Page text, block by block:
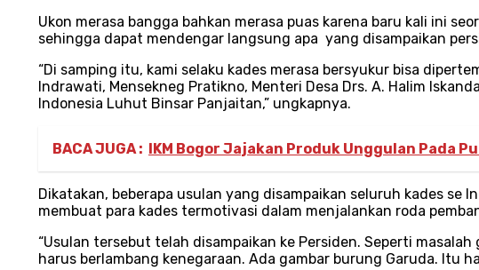
Ukon merasa bangga bahkan merasa puas karena baru kali ini
sehingga dapat mendengar langsung apa yang disampaikan
“Di samping itu, kami selaku kades merasa bersyukur bisa
Indrawati, Mensekneg Pratikno, Menteri Desa Drs. A. Halim
Indonesia Luhut Binsar Panjaitan,” ungkapnya.
BACA JUGA : IKM Bogor Jajakan Produk Unggulan Pada
Dikatakan, beberapa usulan yang disampaikan seluruh kades
membuat para kades termotivasi dalam menjalankan roda
“Usulan tersebut telah disampaikan ke Persiden. Seperti
harus berlambang kenegaraan. Ada gambar burung Garuda. Itu